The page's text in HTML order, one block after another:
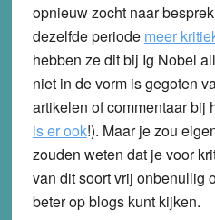
opnieuw zocht naar
dezelfde periode meer
hebben ze dit bij Ig Nobel
niet in de vorm is gegoten
artikelen of commentaar bij
is er ook!). Maar je zou
zouden weten dat je voor
van dit soort vrij onbenullig
beter op blogs kunt kijken.